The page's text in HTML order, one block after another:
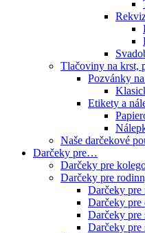
Tlačoviny na krst,
Pozvánky
Etikety a
Naše darčekové
Darčeky pre…
Darčeky pre
Darčeky pre
Darčeky pre
Darčeky pre
Darčeky pre
Darčeky pre